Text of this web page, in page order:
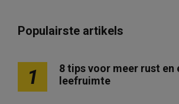
i
h
Populairste artikels
1
8 tips voor meer rust en
leefruimte